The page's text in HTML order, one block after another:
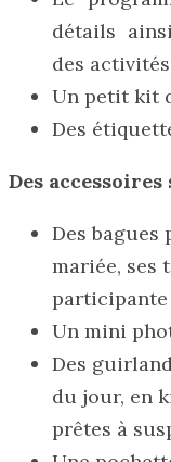
détails
des
Un petit kit
Des
Des
Des
mariée, ses
participante
Un mini
Des
du jour, en
prêtes à